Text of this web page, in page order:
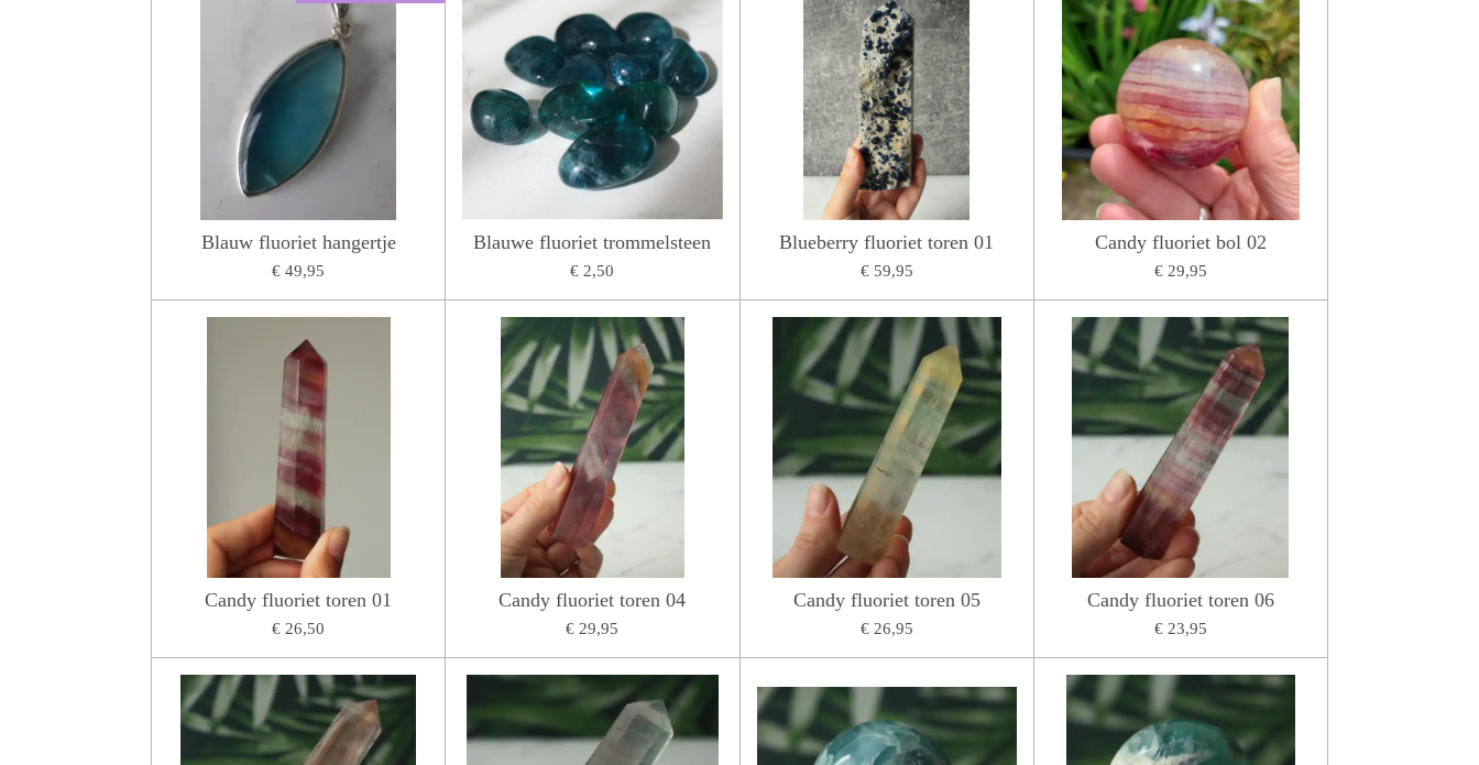
Blauw fluoriet hangertje
€ 49,95
Blauwe fluoriet trommelsteen
€ 2,50
Blueberry fluoriet toren 01
€ 59,95
Candy fluoriet bol 02
€ 29,95
Candy fluoriet toren 01
€ 26,50
Candy fluoriet toren 04
€ 29,95
Candy fluoriet toren 05
€ 26,95
Candy fluoriet toren 06
€ 23,95